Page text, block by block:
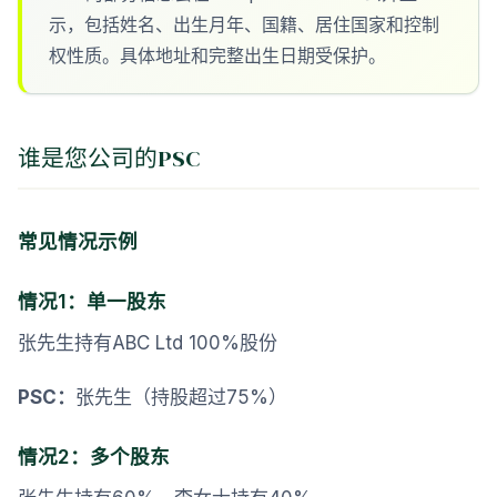
示，包括姓名、出生月年、国籍、居住国家和控制
权性质。具体地址和完整出生日期受保护。
谁是您公司的PSC
常见情况示例
情况1：单一股东
张先生持有ABC Ltd 100%股份
PSC： 张先生（持股超过75%）
情况2：多个股东